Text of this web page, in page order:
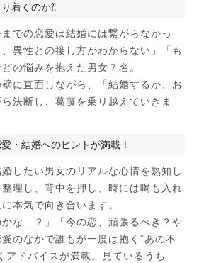
着くのか⁈
までの恋愛は結婚には繋がらなかっ
異性との接し方がわからない」「も
の悩みを抱えた男女７名。
に直面しながら、「結婚するか、お
決断し、葛藤を乗り越えていきま
・結婚へのヒントが満載！
したい男女のリアルな心情を熟知し
理し、背中を押し、時には喝も入れ
本気で向き合います。
かな…？」「今の恋、頑張るべき？や
のなかで誰もが一度は抱く“あの不
アドバイスが満載。見ているうち